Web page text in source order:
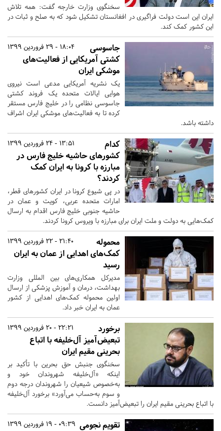
سخنگوی وزارت خارجه گفت: همه تلاش
ایران این است دولت فراگیری در افغانستان تشکیل شود که به صلح و ثبات در
این کشور کمک کند.
18:04 - 29 فروردین 1399
جاسوسی
کشتی آمریکایی از فعالیت‌های
موشکی ایران
یک نشریه آمریکایی مدعی است نیروی
هوایی ایالات متحده یک فروند کشتی
جاسوسی نظامی را در خلیج فارس مستقر
کرده تا به فعالیت‌های موشکی ایران اشراف
داشته باشد.
13:51 - 24 فروردین 1399
کدام
کشورهای حاشیه خلیج فارس در
مبارزه با کرونا به ایران کمک
کردند؟
در پی شیوع کرونا در ایران کشورهای قطر،
امارات متحده عربی، کویت و عمان در
حاشیه جنوبی خلیج فارس اقدام به ارسال
کمک‌هایی به دولت و ملت ایران برای مبارزه با ویروس کرونا کردند.
21:40 - 22 فروردین 1399
محموله
کمک‌های اهدایی از عمان به ایران
رسید
مدیرکل همکاری‌های بین المللی وزارت
بهداشت، درمان و آموزش پزشکی از ارسال
اولین محموله کمک‌های اهدایی از کشور
عمان به ایران خبر داد.
22:21 - 20 فروردین 1399
برخورد
تبعیض‌آمیز آل‌خلیفه با اتباع
بحرینی مقیم ایران
سخنگوی جنبش حق بحرین با تأکید بر
اینکه «آل‌خلیفه شهروندان خود و
به‌خصوص شیعیان را شهروندان درجه دوم
و سوم به‌حساب می‌آورد» برخورد آل‌خلیفه
با اتباع بحرینی مقیم ایران را تبعیض‌آمیز دانست.
09:39 - 19 فروردین 1399 تقویم نجومی